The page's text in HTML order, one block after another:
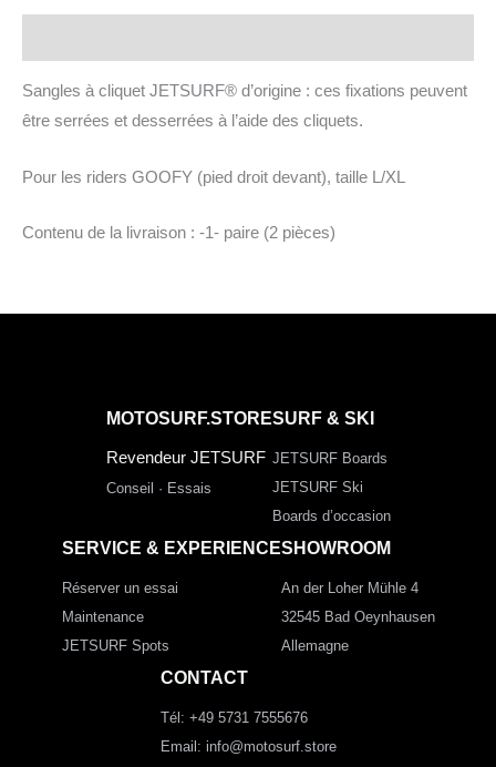
Sangles à cliquet JETSURF® d’origine : ces fixations peuvent
être serrées et desserrées à l’aide des cliquets.
Pour les riders GOOFY (pied droit devant), taille L/XL
Contenu de la livraison : -1- paire (2 pièces)
MOTOSURF.STORE
Revendeur JETSURF
Conseil · Essais
SURF & SKI
JETSURF Boards
JETSURF Ski
Boards d’occasion
SERVICE & EXPERIENCE
Réserver un essai
Maintenance
JETSURF Spots
SHOWROOM
An der Loher Mühle 4
32545 Bad Oeynhausen
Allemagne
CONTACT
Tél: +49 5731 7555676
Email: info@motosurf.store